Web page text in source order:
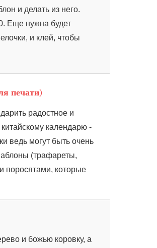
и делать из него.
Еще нужна будет
и клей, чтобы
печати)
радостное и
календарю -
ведь могут быть очень
(трафареты,
поросятами, которые
и божью коровку, а